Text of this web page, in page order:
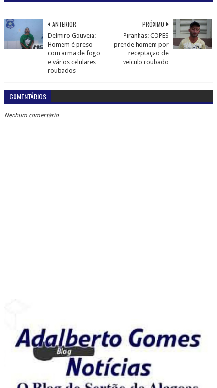
PRÓXIMO
Piranhas: COPES
prende homem por
receptação de
veiculo roubado
ANTERIOR
Delmiro Gouveia:
Homem é preso
com arma de fogo
e vários celulares
roubados
COMENTÁRIOS
Nenhum comentário